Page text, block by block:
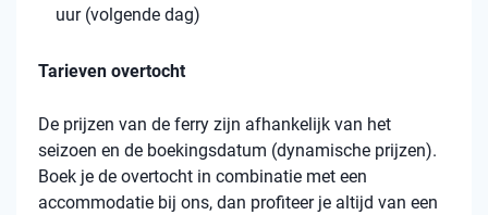
uur (volgende dag)
Tarieven overtocht
De prijzen van de ferry zijn afhankelijk van het
seizoen en de boekingsdatum (dynamische prijzen).
Boek je de overtocht in combinatie met een
accommodatie bij ons, dan profiteer je altijd van een